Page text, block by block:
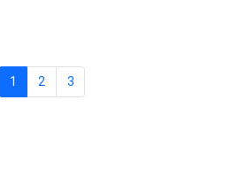
1 2 3